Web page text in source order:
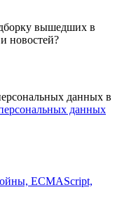
вышедших в
новостей?
данных в
данных
ECMAScript,